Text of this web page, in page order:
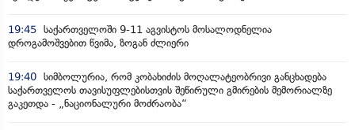
19:45 საქართველოში 9-11 აგვისტოს მოსალოდნელია
დროგამოშვებით წვიმა, ზოგან ძლიერი
19:40 სიმბოლურია, რომ კობახიძის მოღალატეობრივი განცხადება
საქართველოს თავისუფლებისთვის შეწირული გმირების მემორიალზე
გაკეთდა - „ნაციონალური მოძრაობა“